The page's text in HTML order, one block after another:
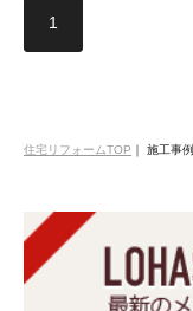
1
住宅リフォームTOP ｜ 施工事例